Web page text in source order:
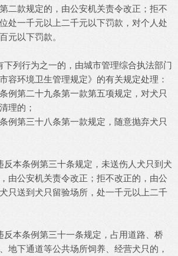
二款规定的，由公安机关责令改正；拒不
处一千元以上二千元以下罚款，对个人处
元以下罚款。
列行为之一的，由城市管理综合执法部门
容环境卫生管理规定》的有关规定处理：
条例第二十九条第一款第五项规定，对犬只
理的；
条例第三十八条第一款规定，随意抛弃犬只
本条例第三十条规定，未送伤人犬只到犬
由公安机关责令改正；拒不改正的，由公
只送到犬只留验场所，处一千元以上二千
本条例第三十一条规定，占用道路、桥
地下通道等公共场所饲养、经营犬只的，